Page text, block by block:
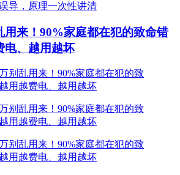
用来！90%家庭都在犯的致命错
电、越用越坏